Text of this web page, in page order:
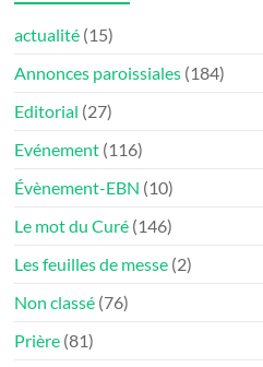
actualité (15)
Annonces paroissiales (184)
Editorial (27)
Evénement (116)
Évènement-EBN (10)
Le mot du Curé (146)
Les feuilles de messe (2)
Non classé (76)
Prière (81)